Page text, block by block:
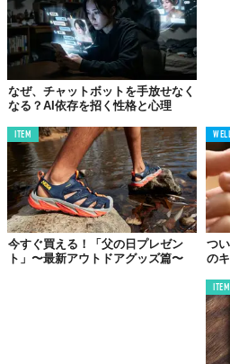
どもたちをたったひとりで育てたと
えない時代、若くして従軍し、その
ことのできない男性が6人もの子ども
大変かは、決して想像に難くないでし
そんな父への感謝から、父の誕生月
を嘆願した彼女の想いは街へ、州へ
年の大統領告知により6月の第3日曜
1972年、ついには国民の祝日となっ
〜〜〜〜〜〜〜
制定からすぐに一般へと広く浸透し
カ国内で多くの人に認知されるまで
した「父の日」ですが、現在は世界
の感謝を表す日として親しまれてい
なぜ、チャットボットを手放せなく
なる？AI依存を招く性格と心理
ITEM
今すぐ買える！「父の日プレゼン
ト」〜最新アウトドアグッズ篇〜
つ
の
ITEM